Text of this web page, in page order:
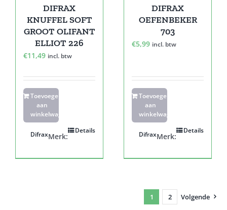
DIFRAX
KNUFFEL SOFT
GROOT OLIFANT
ELLIOT 226
€11,49 incl. btw
Toevoegen
aan
winkelwagen
Details
Merk:
Difrax
DIFRAX
OEFENBEKER
703
€5,99 incl. btw
Toevoegen
aan
winkelwagen
Details
Merk:
Difrax
1 2 Volgende